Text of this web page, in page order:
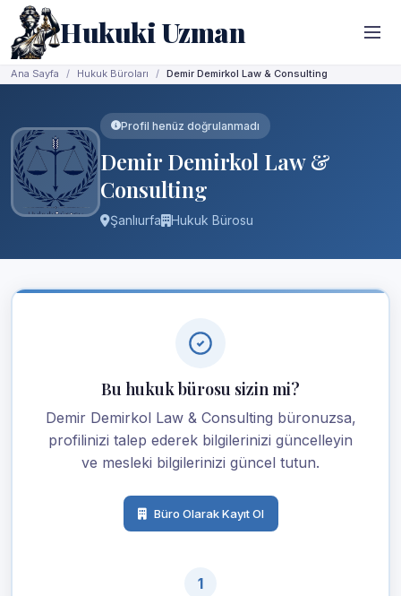
Hukuki Uzman
Ana Sayfa Hukuk Büroları Demir Demirkol Law & Consulting
Profil henüz doğrulanmadı
Demir Demirkol Law &
Consulting
Şanlıurfa Hukuk Bürosu
Bu hukuk bürosu sizin mi?
Demir Demirkol Law & Consulting büronuzsa,
profilinizi talep ederek bilgilerinizi güncelleyin
ve mesleki bilgilerinizi güncel tutun.
Büro Olarak Kayıt Ol
1